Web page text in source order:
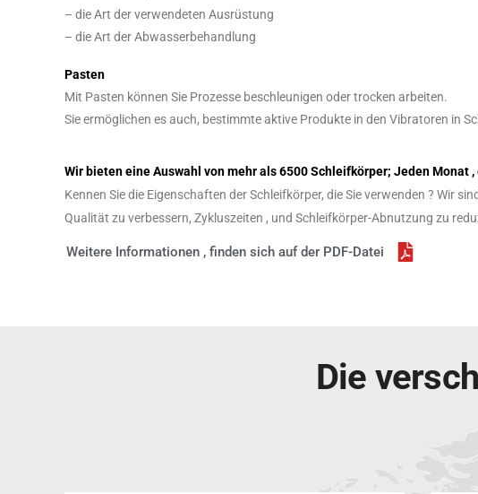
– die Art der verwendeten Ausrüstung
– die Art der Abwasserbehandlung
Pasten
Mit Pasten können Sie Prozesse beschleunigen oder trocken arbeiten.
Sie ermöglichen es auch, bestimmte aktive Produkte in den Vibratoren in
Wir bieten eine Auswahl von mehr als 6500 Schleifkörper; Jeden
Kennen Sie die Eigenschaften der Schleifkörper, die Sie verwenden ? Wir
Qualität zu verbessern, Zykluszeiten , und Schleifkörper-Abnutzung zu
Weitere Informationen , finden sich auf der PDF-Datei
Die